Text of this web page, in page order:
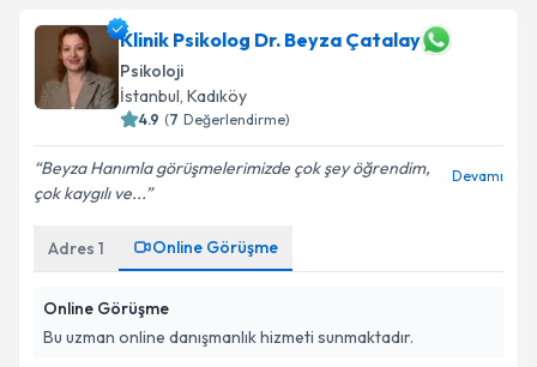
Klinik Psikolog Dr. Beyza Çatalay
Psikoloji
İstanbul, Kadıköy
4.9 (7 Değerlendirme)
Beyza Hanımla görüşmelerimizde çok şey öğrendim,
çok kaygılı ve...
Devamı
Adres 1 Online Görüşme
Online Görüşme
Bu uzman online danışmanlık hizmeti sunmaktadır.